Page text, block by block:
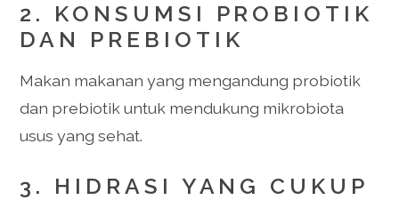
2. KONSUMSI PROBIOTIK
DAN PREBIOTIK
Makan makanan yang mengandung probiotik
dan prebiotik untuk mendukung mikrobiota
usus yang sehat.
3. HIDRASI YANG CUKUP